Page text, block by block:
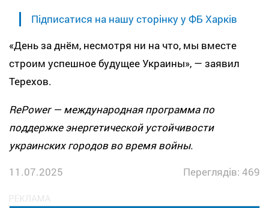
Підписатися на нашу сторінку у ФБ Харків
«День за днём, несмотря ни на что, мы вместе
строим успешное будущее Украины», — заявил
Терехов.
RePower — международная программа по
поддержке энергетической устойчивости
украинских городов во время войны.
11.07.2025
Переглядів: 469